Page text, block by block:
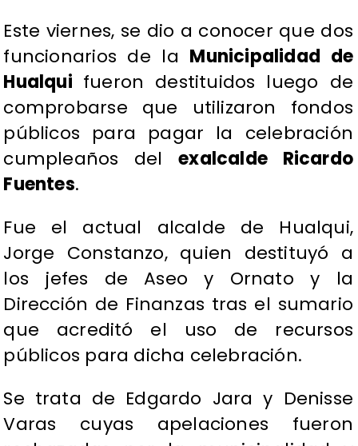
Este viernes, se dio a conocer que dos
funcionarios de la Municipalidad de
Hualqui fueron destituidos luego de
comprobarse que utilizaron fondos
públicos para pagar la celebración
cumpleaños delexalcalde Ricardo
Fuentes.
Fue el actual alcalde de Hualqui,
Jorge Constanzo, quien destituyó a
los jefes de Aseo y Ornato y la
Dirección de Finanzas tras el sumario
que acreditó el uso de recursos
públicos para dicha celebración.
Se trata de Edgardo Jara y Denisse
Varas cuyas apelaciones fueron